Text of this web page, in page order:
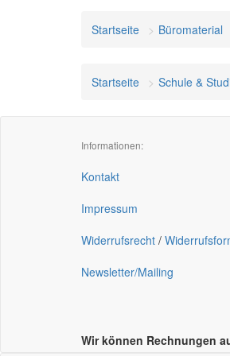
Startseite Büromaterial
Startseite Schule &
Informationen:
Kontakt
Impressum
Widerrufsrecht /
Newsletter/Mailing
Wir können Rechnungen